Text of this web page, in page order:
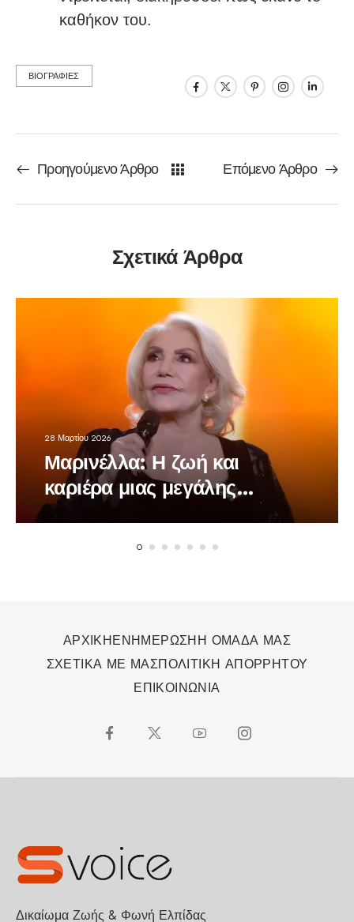
καθήκον του.
ΒΙΟΓΡΑΦΙΕΣ
Προηγούμενο Άρθρο Επόμενο Άρθρο
Σχετικά Άρθρα
28 Μαρτίου 2026
Μαρινέλλα: Η ζωή και
καριέρα μιας μεγάλης
τραγουδίστριας
ΑΡΧΙΚΗΕΝΗΜΕΡΩΣΗΗ ΟΜΑΔΑ ΜΑΣ
ΣΧΕΤΙΚΑ ΜΕ ΜΑΣΠΟΛΙΤΙΚΗ ΑΠΟΡΡΗΤΟΥ
ΕΠΙΚΟΙΝΩΝΙΑ
Δικαίωμα Ζωής & Φωνή Ελπίδας